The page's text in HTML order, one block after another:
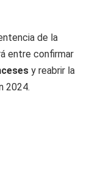
de la
entre confirmar
y reabrir la
2024.